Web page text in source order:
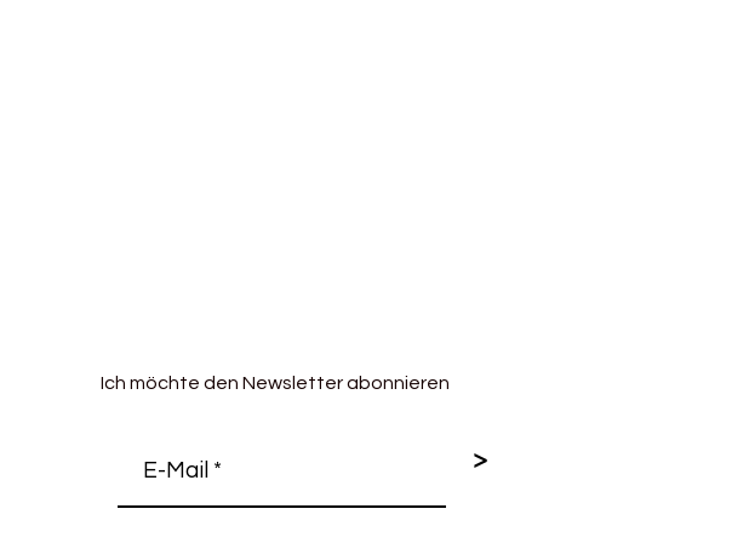
Ich möchte den Newsletter abonnieren
>